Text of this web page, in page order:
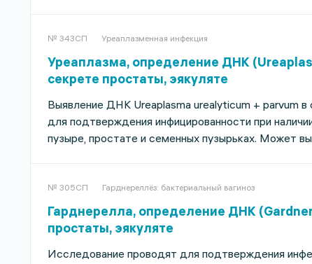
№ 343СП Уреаплазменная инфекция
Уреаплазма, определение ДНК
секрете простаты, эякуляте
Выявление ДНК Ureaplasma urealyticum + parvum в
для подтверждения инфицированности при
пузыре, простате и семенных пузырьках. Может
№ 305СП Гарднереллёз: бактериальный вагиноз
Гарднерелла, определение ДНК
простаты, эякуляте
Исследование проводят для подтверждения